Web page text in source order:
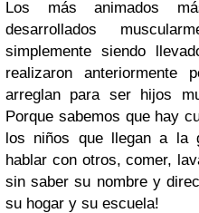
Los más animados
desarrollados
simplemente siendo
realizaron
arreglan para ser hijos
Porque sabemos que hay
los niños que llegan a la
hablar con otros, comer,
sin saber su nombre y
su hogar y su escuela!